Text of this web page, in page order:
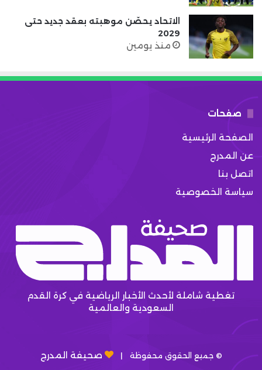
الاتحاد يحصّن موهبته بعقد جديد حتى
2029
منذ يومين
صفحات
الصفحة الرئيسية
عن المدرج
اتصل بنا
سياسة الخصوصية
تغطية شاملة لأحدث الأخبار الرياضية في كرة القدم
السعودية والعالمية
© جميع الحقوق محفوظة | صحيفة المدرج